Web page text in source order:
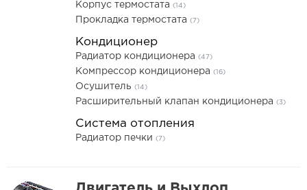
Корпус термостата (14)
Прокладка термостата (7)
Кондиционер
Радиатор кондиционера (47)
Компрессор кондиционера (16)
Осушитель (14)
Расширительный клапан кондиционера (3)
Система отопления
Радиатор печки (7)